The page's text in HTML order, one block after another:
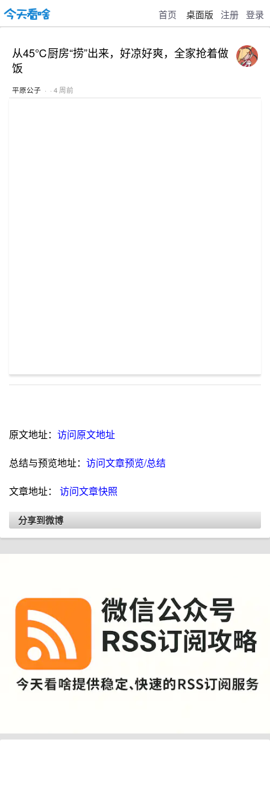
首页 桌面版 注册 登录
从45℃厨房“捞”出来，好凉好爽，全家抢着做
饭
平原公子 · · 4 周前
原文地址： 访问原文地址
总结与预览地址： 访问文章预览/总结
文章地址： 访问文章快照
分享到微博